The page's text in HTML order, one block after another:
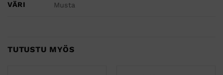
VÄRI Musta
TUTUSTU MYÖS